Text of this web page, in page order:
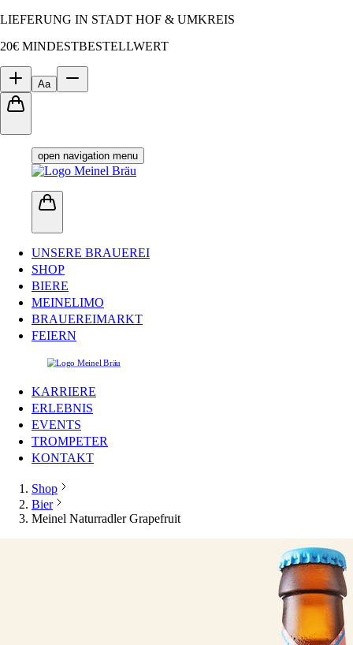
LIEFERUNG IN STADT HOF & UMKREIS
20€ MINDESTBESTELLWERT
Aa
open navigation menu
UNSERE BRAUEREI
SHOP
BIERE
MEINELIMO
BRAUEREIMARKT
FEIERN
KARRIERE
ERLEBNIS
EVENTS
TROMPETER
KONTAKT
Shop
Bier
Meinel Naturradler Grapefruit